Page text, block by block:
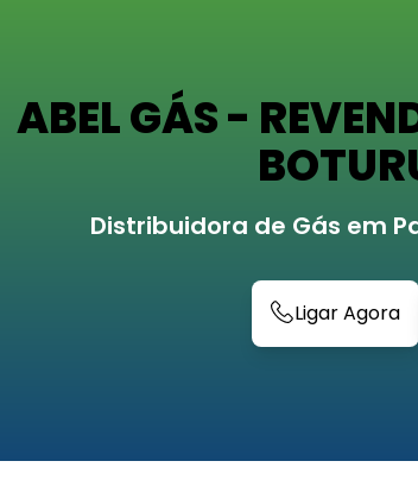
ABEL GÁS -
Distribuidora de Gás em
Ligar Agora